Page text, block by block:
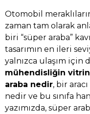
Otomobil
zaman tam olarak
biri “süper araba”
tasarımın en ileri
yalnızca ulaşım için
mühendisliğin
araba nedir, bir
nedir ve bu sınıfa
yazımızda, süper